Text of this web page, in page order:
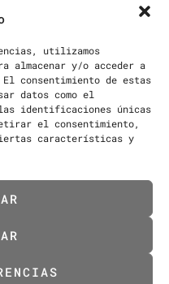
utilizamos
almacenar y/o acceder a
consentimiento de estas
datos como el
las identificaciones únicas
el consentimiento,
características y